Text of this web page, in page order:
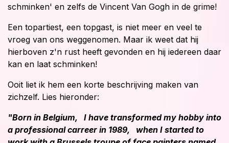
schminken' en zelfs de Vincent Van Gogh in de grime!
Een topartiest, een topgast, is niet meer en veel te
vroeg van ons weggenomen. Maar ik weet dat hij
hierboven z'n rust heeft gevonden en hij iedereen daar
kan en laat schminken!
Ooit liet ik hem een korte beschrijving maken van
zichzelf. Lies hieronder:
"Born in Belgium, I have transformed my hobby into
a professional carreer in 1989, when I started to